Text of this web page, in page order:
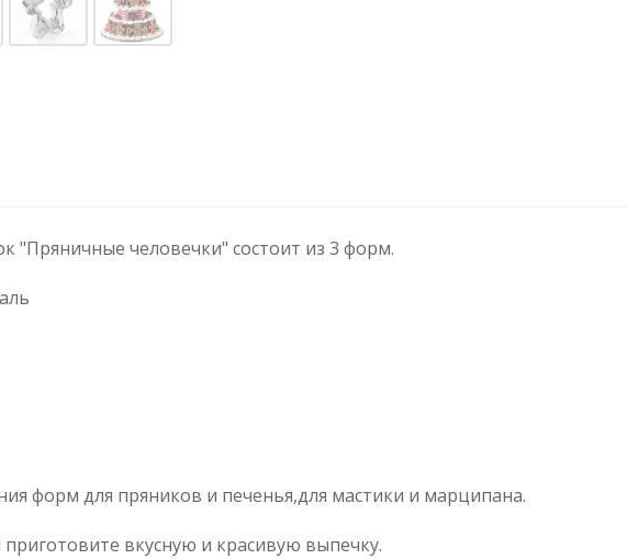
"Пряничные человечки" состоит из 3 форм.
форм для пряников и печенья,для мастики и марципана.
вкусную и красивую выпечку.